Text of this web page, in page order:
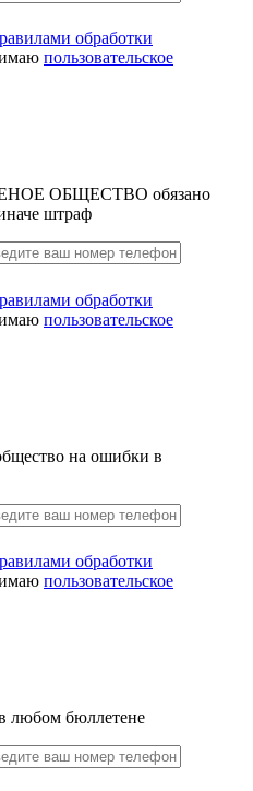
обработки
пользовательское
ОБЩЕСТВО обязано
штраф
обработки
пользовательское
на ошибки в
обработки
пользовательское
любом бюллетене